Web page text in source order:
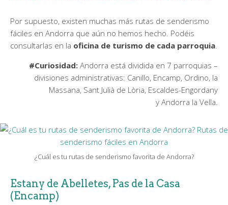
Por supuesto, existen muchas más rutas de senderismo
fáciles en Andorra que aún no hemos hecho. Podéis
consultarlas en la oficina de turismo de cada parroquia.
#Curiosidad: Andorra está dividida en 7 parroquias –
divisiones administrativas: Canillo, Encamp, Ordino, la
Massana, Sant Julià de Lòria, Escaldes-Engordany
y Andorra la Vella.
¿Cuál es tu rutas de senderismo favorita de Andorra?
Estany de Abelletes, Pas de la Casa
(Encamp)